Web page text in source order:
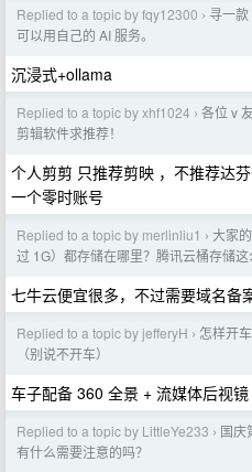
Replied to a topic by fqy12300 › 寻一
可以用自己的 AI 服务。
沉浸式+ollama
Replied to a topic by xhf1024 › 各位 v
剪辑软件求推荐！
个人剪剪 只推荐剪映 ，不推荐达
一个零时账号
Replied to a topic by merlinliu1 › 大家
过 1G）都存储在哪里？腾讯云桶存储这
七牛云便宜很多，不过需要域名备
Replied to a topic by jefferyH › 怎样开
（别说不开车）
车子配备 360 全景 + 流媒体后视镜
Replied to a topic by LittleYe233 › 国庆
有什么需要注意的吗？